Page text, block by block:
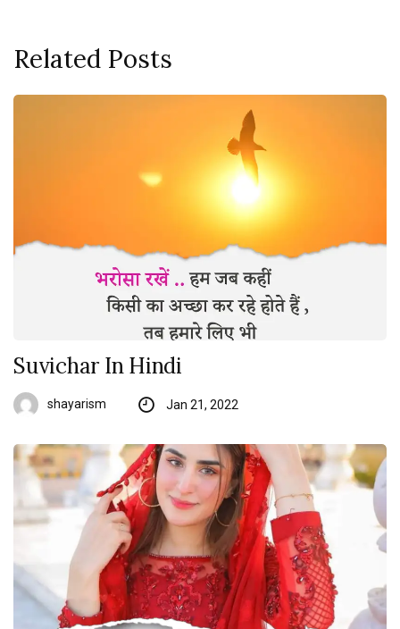
Related Posts
Suvichar In Hindi
shayarism Jan 21, 2022